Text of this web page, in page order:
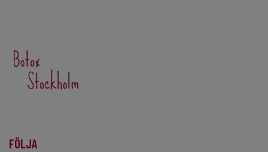
FÖLJA